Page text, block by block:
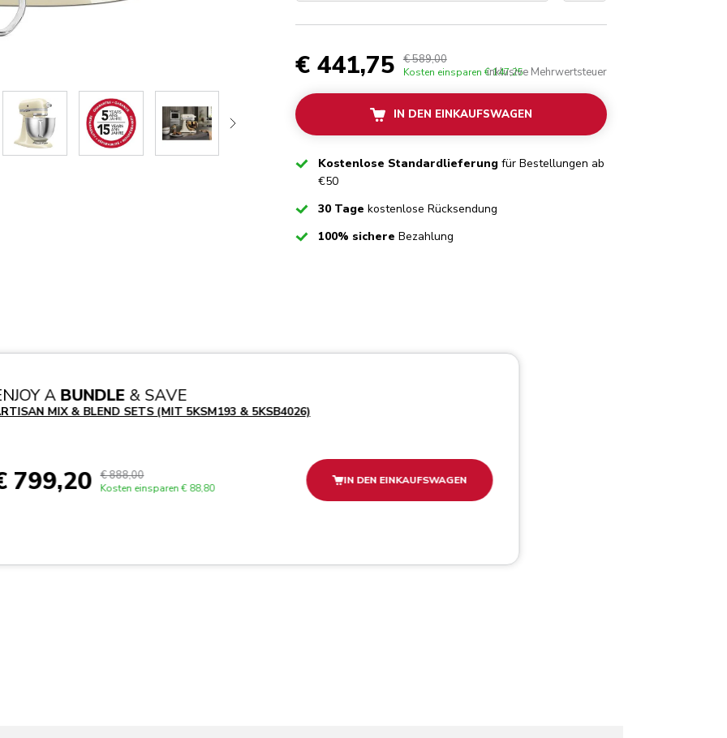
€ 441,75 € 589,00
Kosten einsparen € 147,25
inklusive Mehrwertsteuer
IN DEN EINKAUFSWAGEN
CheckedKostenlose Standardlieferung für Bestellungen ab
€50
Checked30 Tage kostenlose Rücksendung
Checked100% sichere Bezahlung
A BUNDLE & SAVE
MIX & BLEND SETS (MIT 5KSM193 & 5KSB4026)
799,20 € 888,00
Kosten einsparen € 88,80
IN DEN EINKAUFSWAGEN